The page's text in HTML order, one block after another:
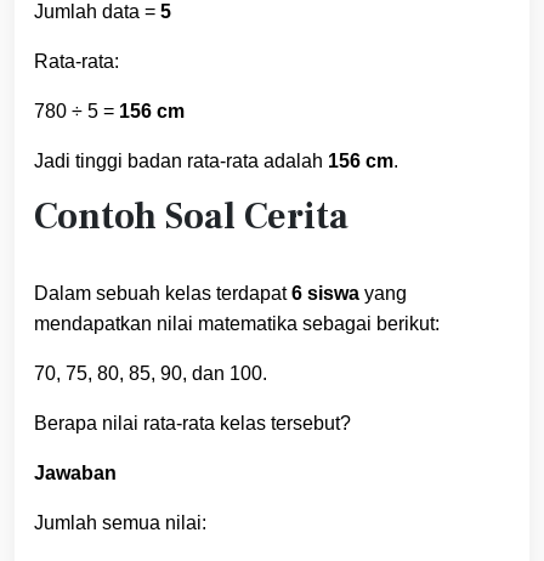
Jumlah data = 5
Rata-rata:
780 ÷ 5 = 156 cm
Jadi tinggi badan rata-rata adalah 156 cm.
Contoh Soal Cerita
Dalam sebuah kelas terdapat6 siswa yang
mendapatkan nilai matematika sebagai berikut:
70, 75, 80, 85, 90, dan 100.
Berapa nilai rata-rata kelas tersebut?
Jawaban
Jumlah semua nilai: